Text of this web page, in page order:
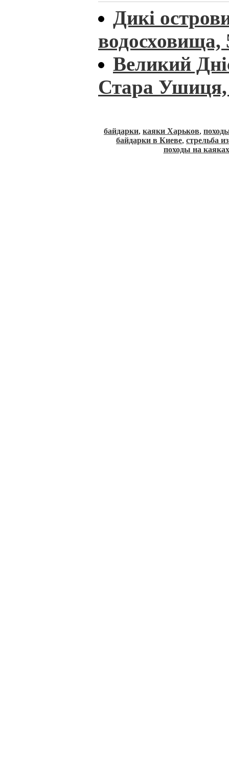
Дикі
водосховища,
Великий
Стара Ушиця,
байдарки, каяки Харьков,
байдарки в Киеве, стрельба
походы на каяках